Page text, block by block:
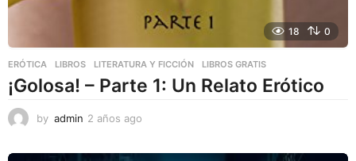
18 0
ERÓTICA ,LIBROS ,LITERATURA Y FICCIÓN LIBROS GRATIS
¡Golosa! – Parte 1: Un Relato Erótico
by admin 2 años ago